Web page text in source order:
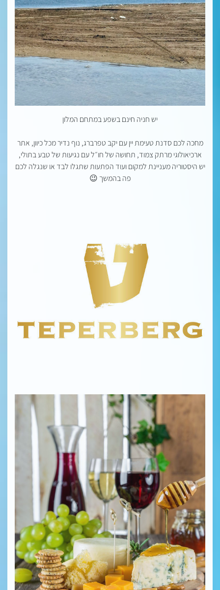
יש חניה חינם בשפע במתחם המלון
מחכה לכם סדנת טעימת יין עם יקב טפרברג, נוף נדיר מכל כיוון, אתר
ארכיאולוגי מרתק צמוד, תחושה של חו״ל עם נגיעות של טבע בתולי,
יש היסטוריה מעניינת למקום ועוד הפתעות שתגלו לבד או שנגלה לכם
פה בהמשך 😉